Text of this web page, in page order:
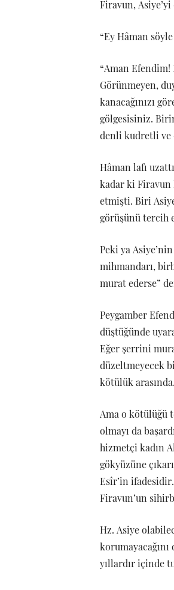
Firavun,
“Ey Hâman
“Aman
Görünmeyen,
kanacağınızı
gölgesisiniz.
denli kudretli ve
Hâman lafı
kadar ki Firavun
etmişti. Biri
görüşünü tercih
Peki ya
mihmandarı,
murat ederse”
Peygamber
düştüğünde
Eğer şerrini
düzeltmeyecek
kötülük
Ama o kötülüğü
olmayı da
hizmetçi kadın
gökyüzüne
Esîr’in
Firavun’un
Hz. Asiye
yıllardır içinde